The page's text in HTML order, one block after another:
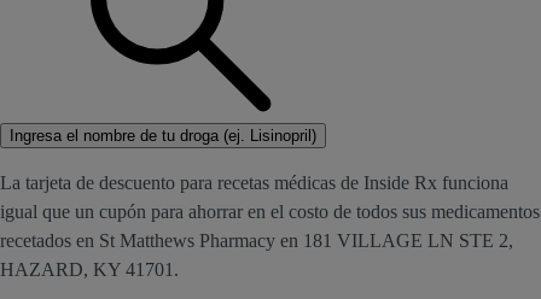
Ingresa el nombre de tu droga (ej. Lisinopril)
La tarjeta de descuento para recetas médicas de Inside Rx funciona
igual que un cupón para ahorrar en el costo de todos sus medicamentos
recetados en St Matthews Pharmacy en 181 VILLAGE LN STE 2,
HAZARD, KY 41701.